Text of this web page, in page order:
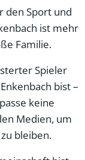
den Sport und
ist mehr
Familie.
Spieler
bist –
keine
Medien, um
bleiben.